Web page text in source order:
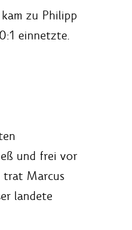
zu Philipp
einnetzte.
und frei vor
trat Marcus
landete